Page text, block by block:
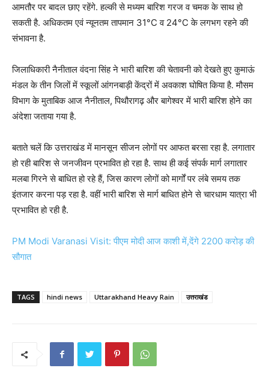
आमतौर पर बादल छाए रहेंगे. हल्की से मध्यम बारिश गरज व चमक के साथ हो
सकती है. अधिकतम एवं न्यूनतम तापमान 31°C व 24°C के लगभग रहने की
संभावना है.
जिलाधिकारी नैनीताल वंदना सिंह ने भारी बारिश की चेतावनी को देखते हुए कुमाऊं
मंडल के तीन जिलों में स्कूलों आंगनबाड़ी केंद्रों में अवकाश घोषित किया है. मौसम
विभाग के मुताबिक आज नैनीताल, पिथौरागढ़ और बागेश्वर में भारी बारिश होने का
अंदेशा जताया गया है.
बताते चलें कि उत्तराखंड में मानसून सीजन लोगों पर आफत बरसा रहा है. लगातार
हो रही बारिश से जनजीवन प्रभावित हो रहा है. साथ ही कई संपर्क मार्ग लगातार
मलबा गिरने से बाधित हो रहे हैं, जिस कारण लोगों को मार्गों पर लंबे समय तक
इंतजार करना पड़ रहा है. वहीं भारी बारिश से मार्ग बाधित होने से चारधाम यात्रा भी
प्रभावित हो रही है.
PM Modi Varanasi Visit: पीएम मोदी आज काशी में,देंगे 2200 करोड़ की
सौगात
TAGS hindi news Uttarakhand Heavy Rain उत्तराखंड